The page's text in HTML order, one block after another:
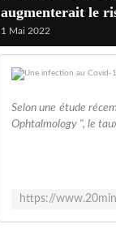
augmenterait le
1 Mai 2022
Selon une étude
Ophtalmology ", le